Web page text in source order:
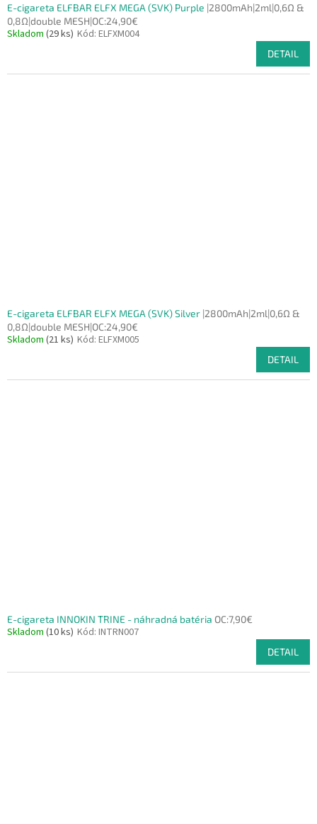
E-cigareta ELFBAR ELFX MEGA (SVK) Purple |2800mAh|2ml|0,6Ω &
0,8Ω|double MESH|OC:24,90€
Skladom (29 ks) Kód: ELFXM004
DETAIL
E-cigareta ELFBAR ELFX MEGA (SVK) Silver |2800mAh|2ml|0,6Ω &
0,8Ω|double MESH|OC:24,90€
Skladom (21 ks) Kód: ELFXM005
DETAIL
E-cigareta INNOKIN TRINE - náhradná batéria OC:7,90€
Skladom (10 ks) Kód: INTRN007
DETAIL